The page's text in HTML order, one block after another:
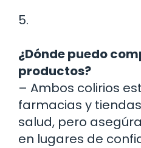
5.
¿Dónde puedo
productos?
– Ambos colirios
farmacias y
salud, pero
en lugares de